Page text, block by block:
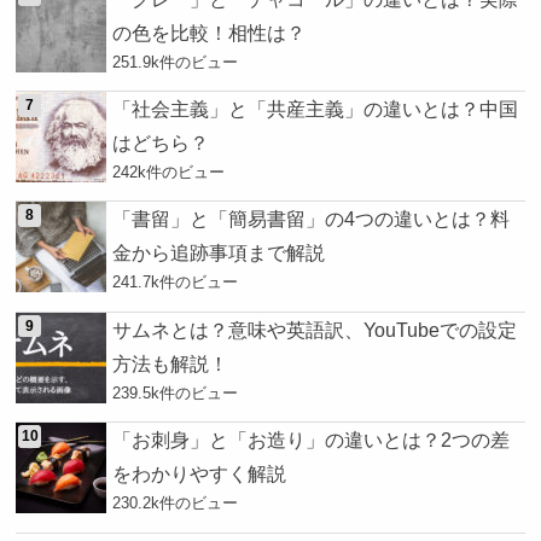
の色を比較！相性は？
251.9k件のビュー
「社会主義」と「共産主義」の違いとは？中国
はどちら？
242k件のビュー
「書留」と「簡易書留」の4つの違いとは？料
金から追跡事項まで解説
241.7k件のビュー
サムネとは？意味や英語訳、YouTubeでの設定
方法も解説！
239.5k件のビュー
「お刺身」と「お造り」の違いとは？2つの差
をわかりやすく解説
230.2k件のビュー